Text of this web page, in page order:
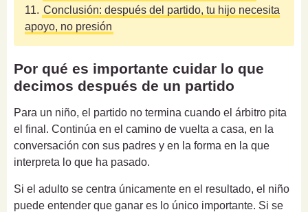
11. Conclusión: después del partido, tu hijo necesita
apoyo, no presión
Por qué es importante cuidar lo que
decimos después de un partido
Para un niño, el partido no termina cuando el árbitro pita
el final. Continúa en el camino de vuelta a casa, en la
conversación con sus padres y en la forma en la que
interpreta lo que ha pasado.
Si el adulto se centra únicamente en el resultado, el niño
puede entender que ganar es lo único importante. Si se